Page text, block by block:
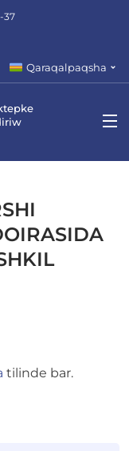
37
Qaraqalpaqsha
tilinde bar.